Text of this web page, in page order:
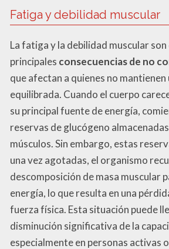
Fatiga y debilidad muscular
La fatiga y la debilidad muscular son
principales consecuencias de no
que afectan a quienes no mantienen
equilibrada. Cuando el cuerpo
su principal fuente de energía,
reservas de glucógeno
músculos. Sin embargo, estas
una vez agotadas, el organismo
descomposición de masa muscular
energía, lo que resulta en una
fuerza física. Esta situación puede
disminución significativa de la
especialmente en personas activas